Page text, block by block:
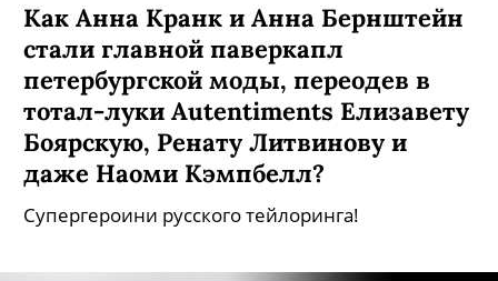
Как Анна Кранк и Анна Бернштейн
стали главной паверкапл
петербургской моды, переодев в
тотал-луки Autentiments Елизавету
Боярскую, Ренату Литвинову и
даже Наоми Кэмпбелл?
Супергероини русского тейлоринга!